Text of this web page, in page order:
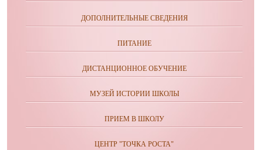
ДОПОЛНИТЕЛЬНЫЕ СВЕДЕНИЯ
ПИТАНИЕ
ДИСТАНЦИОННОЕ ОБУЧЕНИЕ
МУЗЕЙ ИСТОРИИ ШКОЛЫ
ПРИЕМ В ШКОЛУ
ЦЕНТР "ТОЧКА РОСТА"